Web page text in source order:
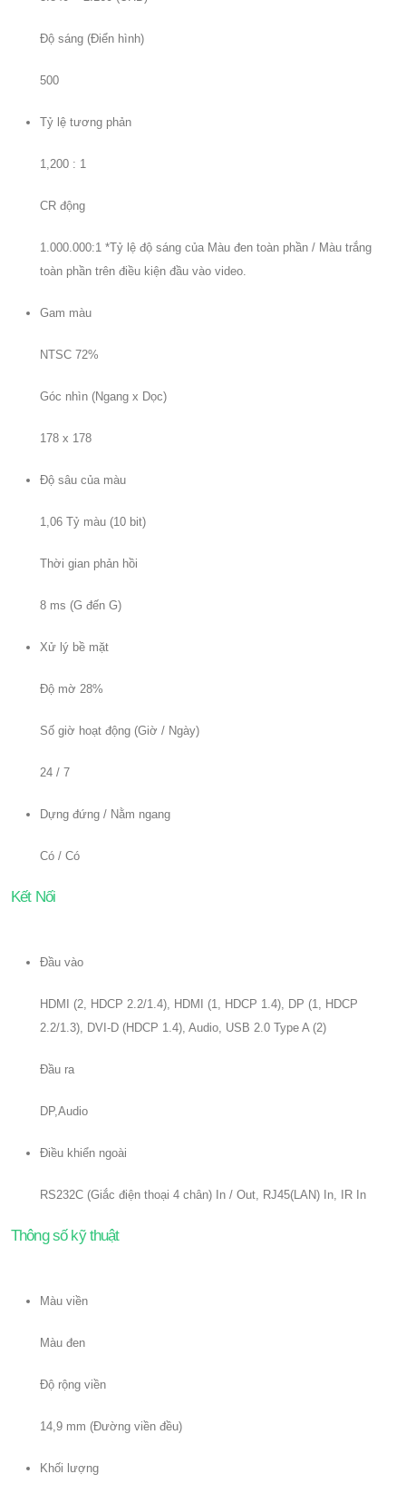
Độ sáng (Điển hình)
500
Tỷ lệ tương phản
1,200 : 1
CR động
1.000.000:1 *Tỷ lệ độ sáng của Màu đen toàn phần / Màu trắng
toàn phần trên điều kiện đầu vào video.
Gam màu
NTSC 72%
Góc nhìn (Ngang x Dọc)
178 x 178
Độ sâu của màu
1,06 Tỷ màu (10 bit)
Thời gian phản hồi
8 ms (G đến G)
Xử lý bề mặt
Độ mờ 28%
Số giờ hoạt động (Giờ / Ngày)
24 / 7
Dựng đứng / Nằm ngang
Có / Có
Kết Nối
Đầu vào
HDMI (2, HDCP 2.2/1.4), HDMI (1, HDCP 1.4), DP (1, HDCP
2.2/1.3), DVI-D (HDCP 1.4), Audio, USB 2.0 Type A (2)
Đầu ra
DP,Audio
Điều khiển ngoài
RS232C (Giắc điện thoại 4 chân) In / Out, RJ45(LAN) In, IR In
Thông số kỹ thuật
Màu viền
Màu đen
Độ rộng viền
14,9 mm (Đường viền đều)
Khối lượng